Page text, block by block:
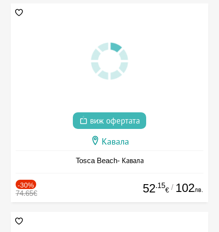
виж офертата
Кавала
Tosca Beach- Кавала
-30%
74.65€ 52.15
€ / 102лв.